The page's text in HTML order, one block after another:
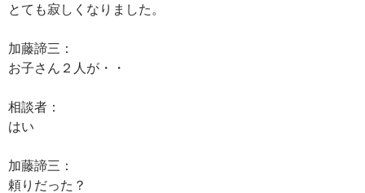
とても寂しくなりました。
加藤諦三：
お子さん２人が・・
相談者：
はい
加藤諦三：
頼りだった？